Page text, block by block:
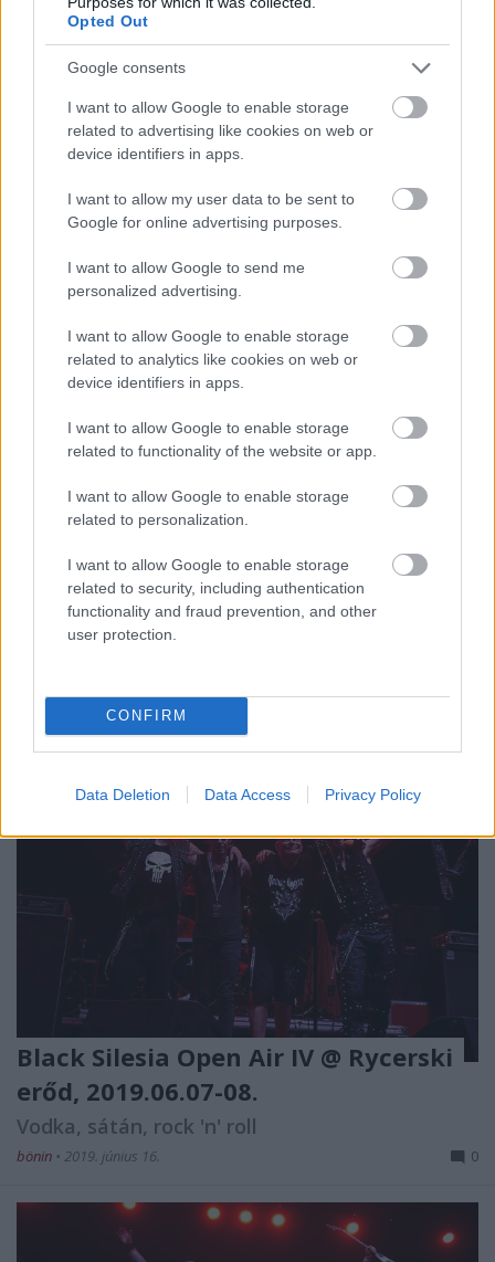
Opted Out
Google consents
I want to allow Google to enable storage
related to advertising like cookies on web or
device identifiers in apps.
I want to allow my user data to be sent to
Google for online advertising purposes.
I want to allow Google to send me
personalized advertising.
I want to allow Google to enable storage
related to analytics like cookies on web or
device identifiers in apps.
I want to allow Google to enable storage
related to functionality of the website or app.
I want to allow Google to enable storage
related to personalization.
I want to allow Google to enable storage
related to security, including authentication
functionality and fraud prevention, and other
user protection.
CONFIRM
Data Deletion Data Access Privacy Policy
Közeleg a Nunslaughter új lemeze
Több mint három évtizeddel azután, hogy
szentségtelen támadást indítottak a szent és
képmutató dolgok ellen, az ohiói Clevelandből
Black Silesia Open Air IV @ Rycerski
erőd, 2019.06.07-08.
Vodka, sátán, rock 'n' roll
bönin • 2019. június 16. 0